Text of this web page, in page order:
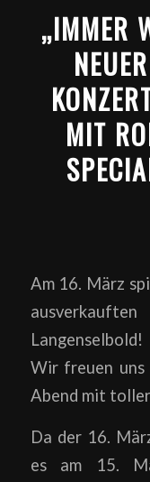
„IMMER
MIT
Am 16. März
Langenselbold!
Wir freuen
Abend mit
Da der 16.
es am 15.